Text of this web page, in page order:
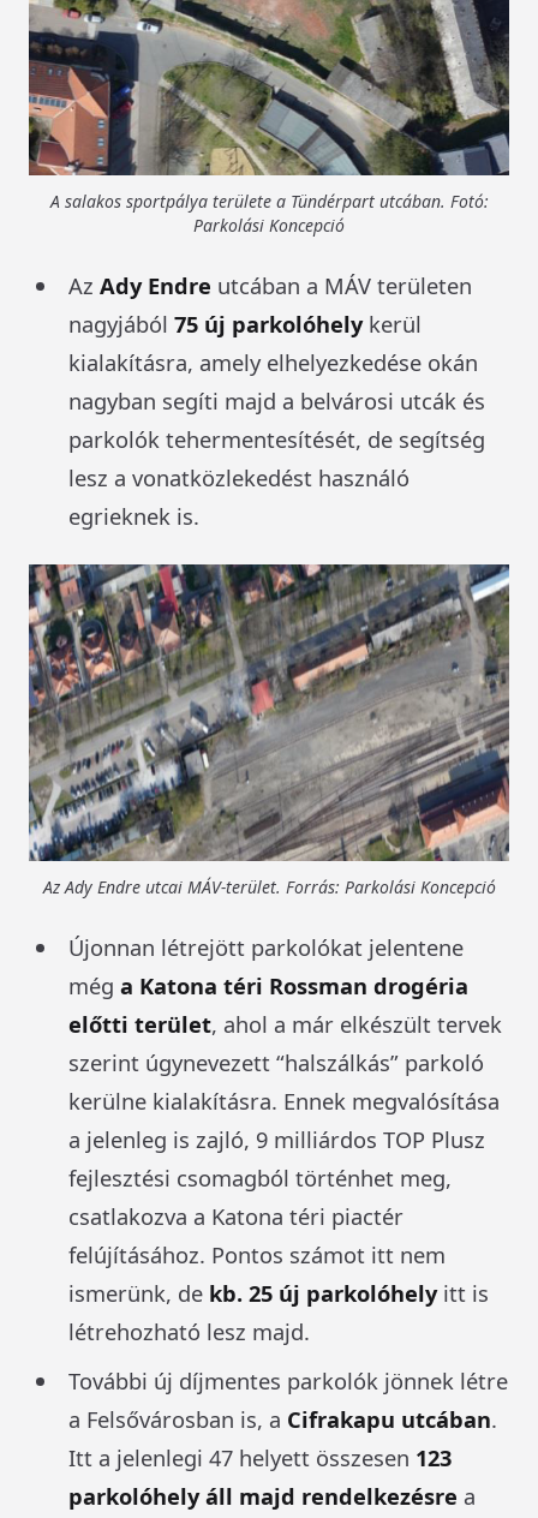
A salakos sportpálya területe a Tündérpart utcában. Fotó:
Parkolási Koncepció
Az Ady Endre utcában a MÁV területen
nagyjából 75 új parkolóhelykerül
kialakításra, amely elhelyezkedése okán
nagyban segíti majd a belvárosi utcák és
parkolók tehermentesítését, de segítség
lesz a vonatközlekedést használó
egrieknek is.
Az Ady Endre utcai MÁV-terület. Forrás: Parkolási Koncepció
Újonnan létrejött parkolókat jelentene
még a Katona téri Rossman drogéria
előtti terület, ahol a már elkészült tervek
szerint úgynevezett “halszálkás” parkoló
kerülne kialakításra. Ennek megvalósítása
a jelenleg is zajló, 9 milliárdos TOP Plusz
fejlesztési csomagból történhet meg,
csatlakozva a Katona téri piactér
felújításához. Pontos számot itt nem
ismerünk, de kb. 25 új parkolóhelyitt is
létrehozható lesz majd.
További új díjmentes parkolók jönnek létre
a Felsővárosban is, a Cifrakapu utcában.
Itt a jelenlegi 47 helyett összesen 123
parkolóhely áll majd rendelkezésre a